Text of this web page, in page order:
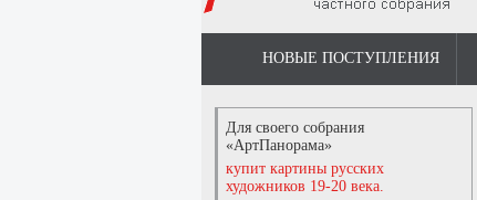
НОВЫЕ ПОСТУПЛЕНИЯ
Для своего собрания
«АртПанорама»
купит картины русских
художников 19-20 века.